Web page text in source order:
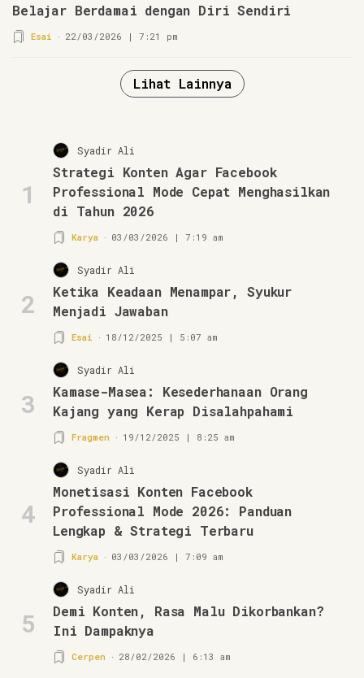
Belajar Berdamai dengan Diri Sendiri
Esai 22/03/2026 | 7:21 pm
Lihat Lainnya
1
Syadir Ali
Strategi Konten Agar Facebook
Professional Mode Cepat Menghasilkan
di Tahun 2026
Karya 03/03/2026 | 7:19 am
2
Syadir Ali
Ketika Keadaan Menampar, Syukur
Menjadi Jawaban
Esai 18/12/2025 | 5:07 am
3
Syadir Ali
Kamase-Masea: Kesederhanaan Orang
Kajang yang Kerap Disalahpahami
Fragmen 19/12/2025 | 8:25 am
4
Syadir Ali
Monetisasi Konten Facebook
Professional Mode 2026: Panduan
Lengkap & Strategi Terbaru
Karya 03/03/2026 | 7:09 am
5
Syadir Ali
Demi Konten, Rasa Malu Dikorbankan?
Ini Dampaknya
Cerpen 28/02/2026 | 6:13 am